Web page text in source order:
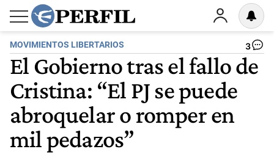
MOVIMIENTOS LIBERTARIOS 3
El Gobierno tras el fallo de
Cristina: “El PJ se puede
abroquelar o romper en
mil pedazos”